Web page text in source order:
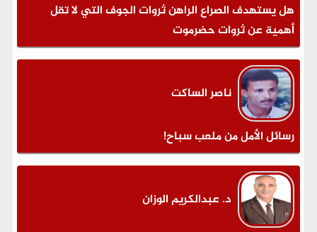
هل يستهدف الصراع الراهن ثروات الجوف التي لا تقل
أهمية عن ثروات حضرموت
ناصر الساكت
رسائل الأمل من ملعب سباح!
د. عبدالكريم الوزان